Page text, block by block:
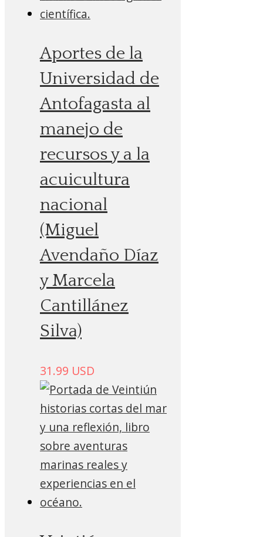
Aportes de la
Universidad de
Antofagasta al
manejo de
recursos y a la
acuicultura
nacional
(Miguel
Avendaño Díaz
y Marcela
Cantillánez
Silva)
31.99 USD